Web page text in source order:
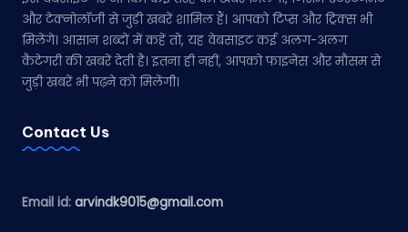
और टेक्नोलॉजी से जुड़ी खबरें शामिल हैं। आपको टिप्स और ट्रिक्स भी
मिलेंगे। आसान शब्दों में कहें तो, यह वेबसाइट कई अलग-अलग
कैटेगरी की खबरें देती है। इतना ही नहीं, आपको फाइनेंस और मौसम से
जुड़ी खबरें भी पढ़ने को मिलेंगी।
Contact Us
Email id: arvindk9015@gmail.com